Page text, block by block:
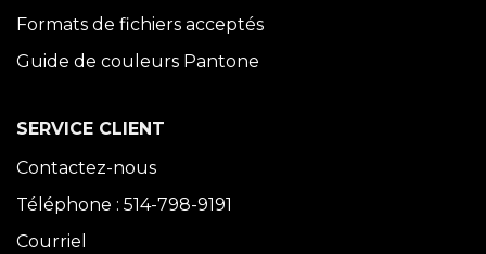
Formats de fichiers acceptés
Guide de couleurs Pantone
SERVICE CLIENT
Contactez-nous
Téléphone : 514-798-9191
Courriel